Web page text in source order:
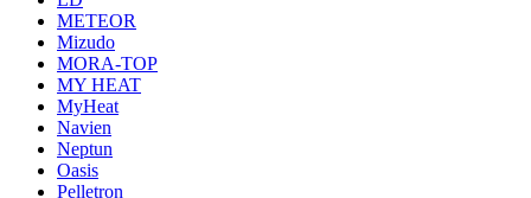
METEOR
Mizudo
MORA-TOP
MY HEAT
MyHeat
Navien
Neptun
Oasis
Pelletron